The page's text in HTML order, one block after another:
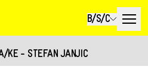
B/S/C
KE - STEFAN JANJIC